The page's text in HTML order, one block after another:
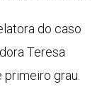
do caso
Teresa
grau.